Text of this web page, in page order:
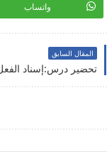
واتساب
المقال السابق
تحضير درس:إسناد